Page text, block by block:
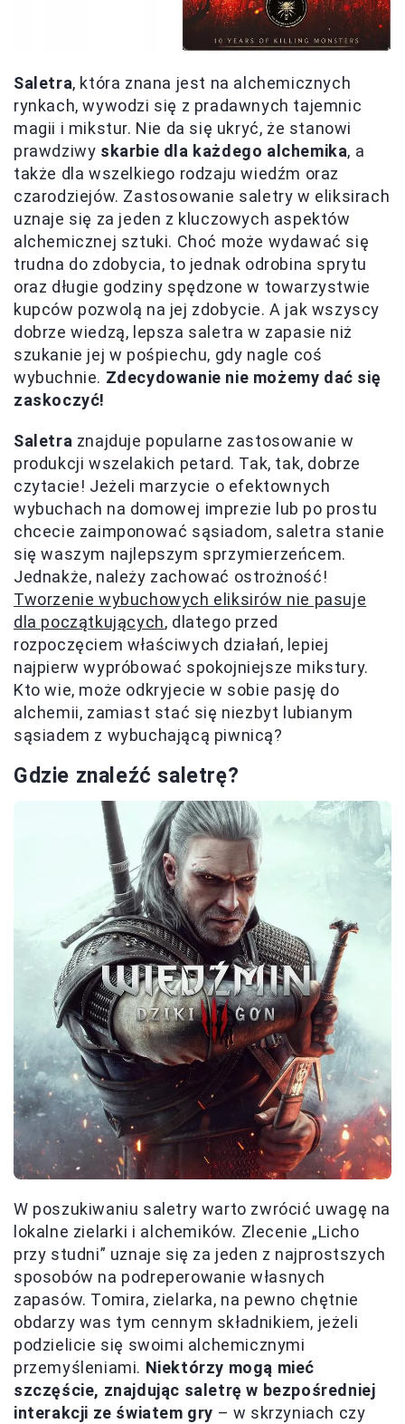
Saletra, która znana jest na alchemicznych
rynkach, wywodzi się z pradawnych tajemnic
magii i mikstur. Nie da się ukryć, że stanowi
prawdziwy skarbie dla każdego alchemika, a
także dla wszelkiego rodzaju wiedźm oraz
czarodziejów. Zastosowanie saletry w eliksirach
uznaje się za jeden z kluczowych aspektów
alchemicznej sztuki. Choć może wydawać się
trudna do zdobycia, to jednak odrobina sprytu
oraz długie godziny spędzone w towarzystwie
kupców pozwolą na jej zdobycie. A jak wszyscy
dobrze wiedzą, lepsza saletra w zapasie niż
szukanie jej w pośpiechu, gdy nagle coś
wybuchnie. Zdecydowanie nie możemy dać się
zaskoczyć!
Saletra znajduje popularne zastosowanie w
produkcji wszelakich petard. Tak, tak, dobrze
czytacie! Jeżeli marzycie o efektownych
wybuchach na domowej imprezie lub po prostu
chcecie zaimponować sąsiadom, saletra stanie
się waszym najlepszym sprzymierzeńcem.
Jednakże, należy zachować ostrożność!
Tworzenie wybuchowych eliksirów nie pasuje
dla początkujących, dlatego przed
rozpoczęciem właściwych działań, lepiej
najpierw wypróbować spokojniejsze mikstury.
Kto wie, może odkryjecie w sobie pasję do
alchemii, zamiast stać się niezbyt lubianym
sąsiadem z wybuchającą piwnicą?
Gdzie znaleźć saletrę?
W poszukiwaniu saletry warto zwrócić uwagę na
lokalne zielarki i alchemików. Zlecenie „Licho
przy studni” uznaje się za jeden z najprostszych
sposobów na podreperowanie własnych
zapasów. Tomira, zielarka, na pewno chętnie
obdarzy was tym cennym składnikiem, jeżeli
podzielicie się swoimi alchemicznymi
przemyśleniami. Niektórzy mogą mieć
szczęście, znajdując saletrę w bezpośredniej
interakcji ze światem gry – w skrzyniach czy